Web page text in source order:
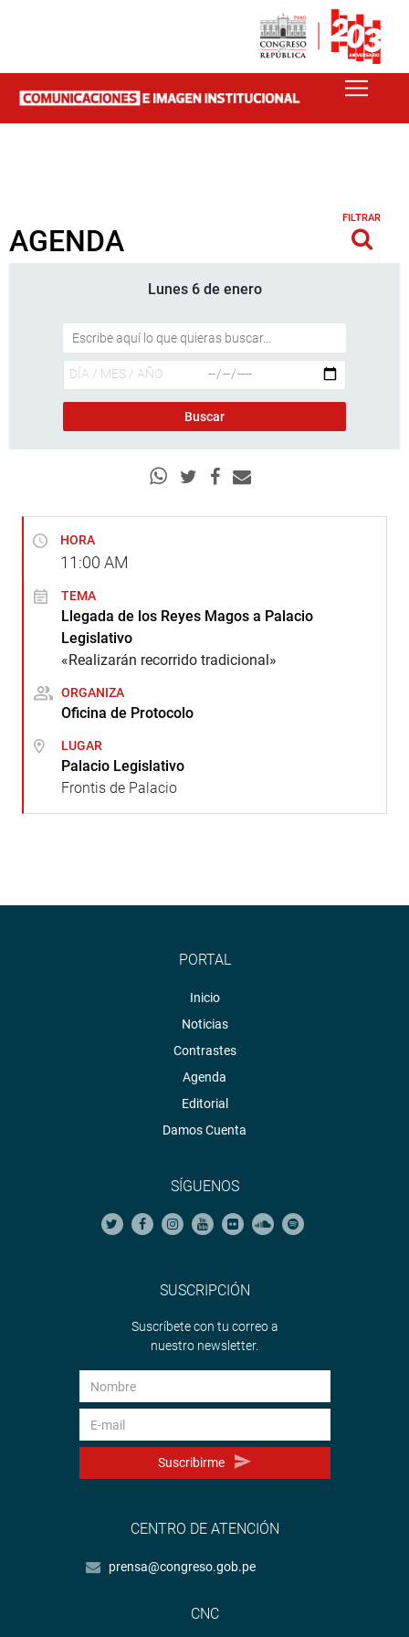
AGENDA
FILTRAR
Lunes 6 de enero
HORA
11:00 AM
TEMA
Llegada de los Reyes Magos a Palacio
Legislativo
«Realizarán recorrido tradicional»
ORGANIZA
Oficina de Protocolo
LUGAR
Palacio Legislativo
Frontis de Palacio
PORTAL
Inicio
Noticias
Contrastes
Agenda
Editorial
Damos Cuenta
SÍGUENOS
SUSCRIPCIÓN
Suscríbete con tu correo a
nuestro newsletter.
Suscribirme
CENTRO DE ATENCIÓN
prensa@congreso.gob.pe
CNC